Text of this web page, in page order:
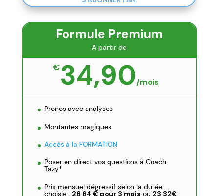
Formule Premium
A partir de
€34,90/mois
Pronos avec analyses
Montantes magiques
Accès à la FORMATION
Poser en direct vos questions à Coach
Tazy*
Prix mensuel dégressif selon la durée
choisie : 26,64 € pour 3 mois ou 23,32€